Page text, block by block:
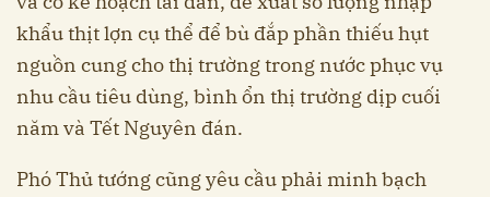
khẩu thịt lợn cụ thể để bù đắp phần thiếu hụt
nguồn cung cho thị trường trong nước phục vụ
nhu cầu tiêu dùng, bình ổn thị trường dịp cuối
năm và Tết Nguyên đán.
Phó Thủ tướng cũng yêu cầu phải minh bạch